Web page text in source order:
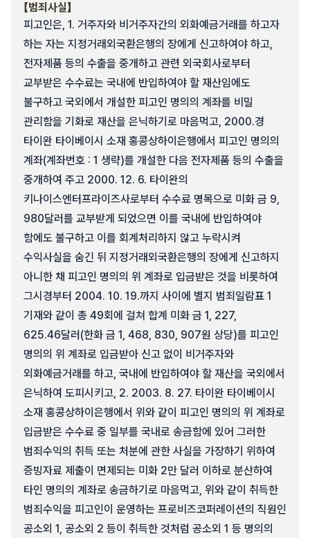
【범죄사실】
피고인은, 1. 거주자와 비거주자간의 외화예금거래를 하고자
하는 자는 지정거래외국환은행의 장에게 신고하여야 하고,
전자제품 등의 수출을 중개하고 관련 외국회사로부터
교부받은 수수료는 국내에 반입하여야 할 재산임에도
불구하고 국외에서 개설한 피고인 명의의 계좌를 비밀
관리함을 기화로 재산을 은닉하기로 마음먹고, 2000.경
타이완 타이베이시 소재 홍콩상하이은행에서 피고인 명의의
계좌(계좌번호 : 1 생략)를 개설한 다음 전자제품 등의 수출을
중개하여 주고 2000. 12. 6. 타이완의
키나이스엔터프라이즈사로부터 수수료 명목으로 미화 금 9,
980달러를 교부받게 되었으면 이를 국내에 반입하여야
함에도 불구하고 이를 회계처리하지 않고 누락시켜
수익사실을 숨긴 뒤 지정거래외국환은행의 장에게 신고하지
아니한 채 피고인 명의의 위 계좌로 입금받은 것을 비롯하여
그시경부터 2004. 10. 19.까지 사이에 별지 범죄일람표 1
기재와 같이 총 49회에 걸쳐 합계 미화 금 1, 227,
625.46달러(한화 금 1, 468, 830, 907원 상당)를 피고인
명의의 위 계좌로 입금받아 신고 없이 비거주자와
외화예금거래를 하고, 국내에 반입하여야 할 재산을 국외에서
은닉하여 도피시키고, 2. 2003. 8. 27. 타이완 타이베이시
소재 홍콩상하이은행에서 위와 같이 피고인 명의의 위 계좌로
입금받은 수수료 중 일부를 국내로 송금함에 있어 그러한
범죄수익의 취득 또는 처분에 관한 사실을 가장하기 위하여
증빙자료 제출이 면제되는 미화 2만 달러 이하로 분산하여
타인 명의의 계좌로 송금하기로 마음먹고, 위와 같이 취득한
범죄수익을 피고인이 운영하는 프로비즈코퍼레이션의 직원인
공소외 1, 공소외 2 등이 취득한 것처럼 공소외 1 등 명의의